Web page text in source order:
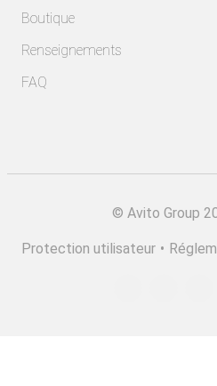
Boutique
Renseignements
FAQ
© Avito Group
Protection utilisateur •